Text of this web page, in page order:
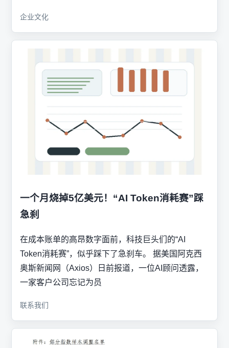
企业文化
一个月烧掉5亿美元！“AI Token消耗赛”踩
急刹
在成本账单的高昂数字面前，科技巨头们的“AI
Token消耗赛”，似乎踩下了急刹车。 据美国阿克西
奥斯新闻网（Axios）日前报道，一位AI顾问透露，
一家客户公司忘记为员
联系我们